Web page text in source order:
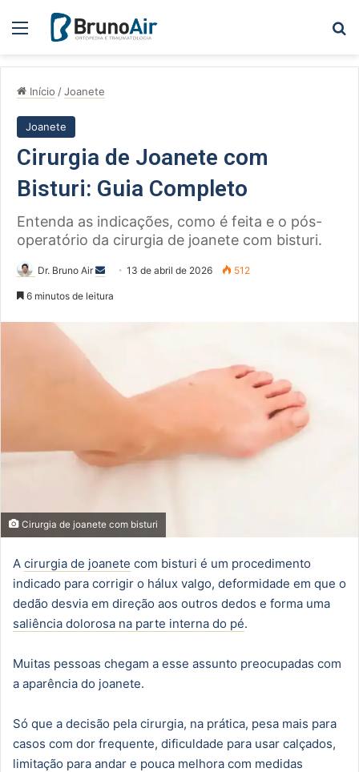
Menu
Início /Joanete
Joanete
Cirurgia de Joanete com
Bisturi: Guia Completo
Entenda as indicações, como é feita e o pós-
operatório da cirurgia de joanete com bisturi.
Dr. Bruno Air
Mande13 de abril de 2026 512
6 minutos de leitura
Cirurgia de joanete com bisturi
A cirurgia de joanete com bisturi é um procedimento
indicado para corrigir o hálux valgo, deformidade em que o
dedão desvia em direção aos outros dedos e forma uma
saliência dolorosa na parte interna do pé.
Muitas pessoas chegam a esse assunto preocupadas com
a aparência do joanete.
Só que a decisão pela cirurgia, na prática, pesa mais para
casos com dor frequente, dificuldade para usar calçados,
limitação para andar e pouca melhora com medidas